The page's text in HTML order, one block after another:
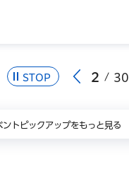
STOP 2 30
ントピックアップをもっと見る